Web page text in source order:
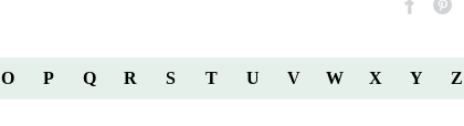
O P Q R S T U V W X Y Z